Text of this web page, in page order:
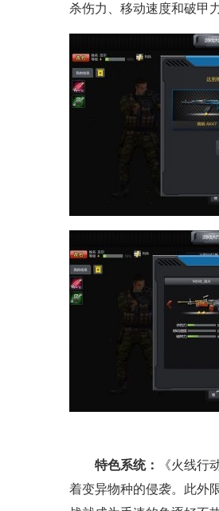
杀伤力、移动速度和破甲力
特色系统：
《火线行
着变异物种的侵袭。此外